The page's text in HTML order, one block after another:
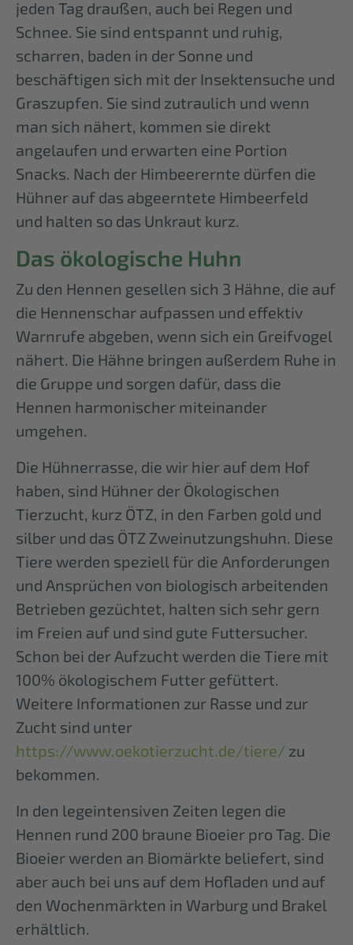
jeden Tag draußen, auch bei Regen und
Schnee. Sie sind entspannt und ruhig,
scharren, baden in der Sonne und
beschäftigen sich mit der Insektensuche und
Graszupfen. Sie sind zutraulich und wenn
man sich nähert, kommen sie direkt
angelaufen und erwarten eine Portion
Snacks. Nach der Himbeerernte dürfen die
Hühner auf das abgeerntete Himbeerfeld
und halten so das Unkraut kurz.
Das ökologische Huhn
Zu den Hennen gesellen sich 3 Hähne, die auf
die Hennenschar aufpassen und effektiv
Warnrufe abgeben, wenn sich ein Greifvogel
nähert. Die Hähne bringen außerdem Ruhe in
die Gruppe und sorgen dafür, dass die
Hennen harmonischer miteinander
umgehen.
Die Hühnerrasse, die wir hier auf dem Hof
haben, sind Hühner der Ökologischen
Tierzucht, kurz ÖTZ, in den Farben gold und
silber und das ÖTZ Zweinutzungshuhn. Diese
Tiere werden speziell für die Anforderungen
und Ansprüchen von biologisch arbeitenden
Betrieben gezüchtet, halten sich sehr gern
im Freien auf und sind gute Futtersucher.
Schon bei der Aufzucht werden die Tiere mit
100% ökologischem Futter gefüttert.
Weitere Informationen zur Rasse und zur
Zucht sind unter
https://www.oekotierzucht.de/tiere/ zu
bekommen.
In den legeintensiven Zeiten legen die
Hennen rund 200 braune Bioeier pro Tag. Die
Bioeier werden an Biomärkte beliefert, sind
aber auch bei uns auf dem Hofladen und auf
den Wochenmärkten in Warburg und Brakel
erhältlich.